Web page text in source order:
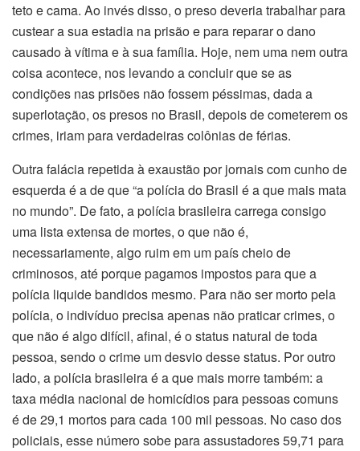
teto e cama. Ao invés disso, o preso deveria trabalhar para
custear a sua estadia na prisão e para reparar o dano
causado à vítima e à sua família. Hoje, nem uma nem outra
coisa acontece, nos levando a concluir que se as
condições nas prisões não fossem péssimas, dada a
superlotação, os presos no Brasil, depois de cometerem os
crimes, iriam para verdadeiras colônias de férias.
Outra falácia repetida à exaustão por jornais com cunho de
esquerda é a de que “a polícia do Brasil é a que mais mata
no mundo”. De fato, a polícia brasileira carrega consigo
uma lista extensa de mortes, o que não é,
necessariamente, algo ruim em um país cheio de
criminosos, até porque pagamos impostos para que a
polícia liquide bandidos mesmo. Para não ser morto pela
polícia, o indivíduo precisa apenas não praticar crimes, o
que não é algo difícil, afinal, é o status natural de toda
pessoa, sendo o crime um desvio desse status. Por outro
lado, a polícia brasileira é a que mais morre também: a
taxa média nacional de homicídios para pessoas comuns
é de 29,1 mortos para cada 100 mil pessoas. No caso dos
policiais, esse número sobe para assustadores 59,71 para